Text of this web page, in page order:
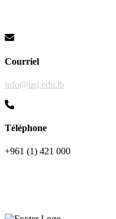
Courriel
info@usj.edu.lb
Téléphone
+961 (1) 421 000